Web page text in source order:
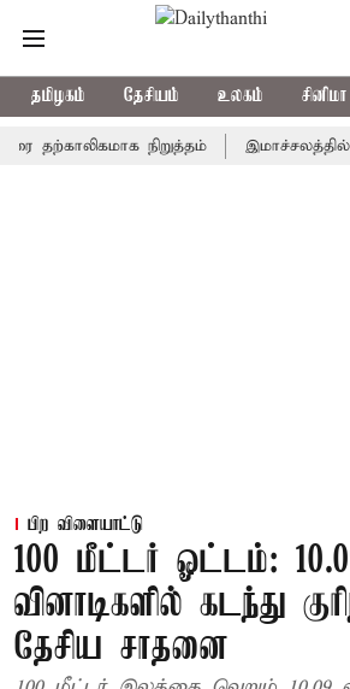
தமிழகம் தேசியம் உலகம் சினிமா
நிறுத்தம் இமாச்சலத்தில்
பிற விளையாட்டு
100 மீட்டர் ஓட்டம்:
வினாடிகளில் கடந்து
தேசிய சாதனை